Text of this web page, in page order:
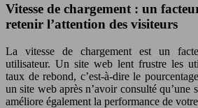
Vitesse de chargement : un
retenir l’attention des visiteurs
La vitesse de chargement est un
utilisateur. Un site web lent frustre les
taux de rebond, c’est-à-dire le
un site web après n’avoir consulté qu’une
améliore également la performance de